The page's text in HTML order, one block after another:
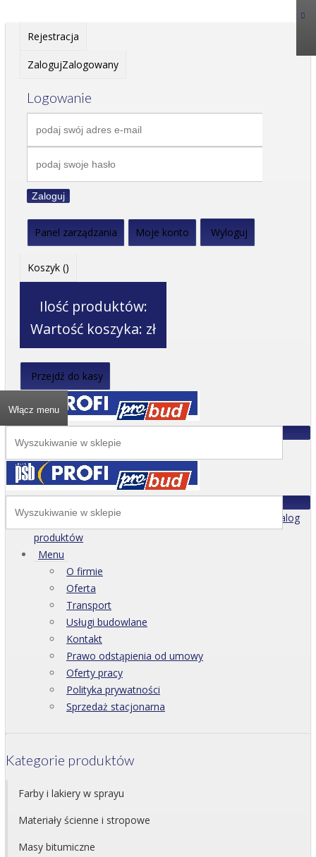
Rejestracja
ZalogujZalogowany
Logowanie
Zaloguj
Panel zarządzania Moje konto Wyloguj
Koszyk ()
Ilość produktów:
Wartość koszyka: zł
Przejdź do kasy
Włącz menu
Katalog
produktów
Menu
O firmie
Oferta
Transport
Usługi budowlane
Kontakt
Prawo odstąpienia od umowy
Oferty pracy
Polityka prywatności
Sprzedaż stacjonarna
Kategorie produktów
Farby i lakiery w sprayu
Materiały ścienne i stropowe
Masy bitumiczne